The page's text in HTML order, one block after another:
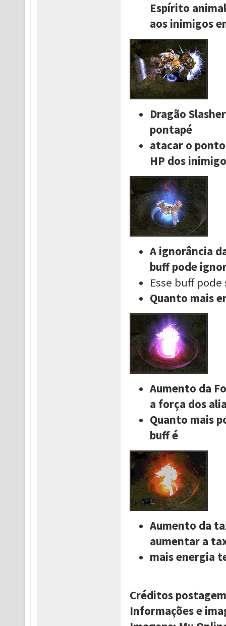
Espírito
aos inimigos
Dragão
pontapé
atacar o
HP dos
A ignorância
buff pode
Esse buff
Quanto mais
Aumento da
a força dos
Quanto mais
buff é
Aumento da
aumentar a
mais energia
Créditos
Informações e